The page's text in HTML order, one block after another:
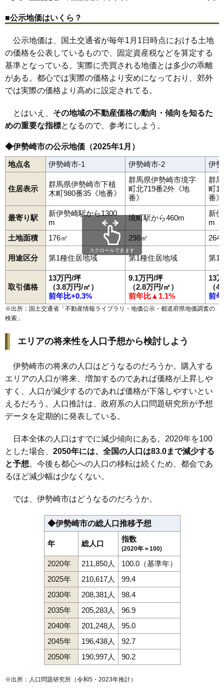
80 戸谷塚町 6.6万円 704万円 1.7%
81 国定町 6.6万円 752万円 -0.3%
82 西久保町 6.4万円 821万円 4.8%
83 市場町 6.3万円 797万円 0.8%
84 日乃出町 6.2万円 896万円 10.4%
85 国領町 6.2万円 334万円
86 稲荷町 6.2万円 800万円 1.9%
87 境伊与久 6.0万円 760万円
89 境上武士 5.5万円
90 柴町 607万円 0.7%
堀口町 5.1万円 734万円 -1.1%
西上之宮町 4.6万円 -8.9%
粕川町 4.6万円 1.3%
境中島 4.5万円 0.4%
95 野町 4.5万円 -1.8%
96 香林町 4.3万円 796万円 1.5%
97 上蓮町 4.2万円 610万円 -2.7%
98 馬見塚町 577万円 -0.0%
小泉町 638万円 -2.0%
100 境下渕名 4.0万円 629万円 -3.8%
102 曲沢町 3.6万円 1,428万円
104 境上渕名 3.6万円 409万円 -3.8%
宮古町 3.5万円 322万円
106 下蓮町 3.2万円 532万円 -4.8%
107 五目牛町 3.1万円
109 西野町 2.7万円 268万円 -10.0%
110 386万円 -5.6%
111 三和町
113 境平塚 2.3万円 52万円
境小此木 2.2万円 113万円
東上之宮町 2.2万円 520万円
境島村 1.3万円 209万円
■公示地価はいくら？
公示地価は、国土交通省が毎年1月1日時点における土地
の価格を公表しているもので、固定資産税などを算定する
基準となっている。実際に売買される地価とは多少の乖離
がある。都心では実際の価格より安めになっており、郊外
では実際の価格より高めに設定されてる。
とはいえ、 その地域の不動産価格の動向・傾向を知るた
めの重要な指標となるので、参考にしよう。
◆伊勢崎市の公示地価（2025年1月）
地点名 伊勢崎市-1 伊勢崎市-2 伊
住居表示
群馬県伊勢崎市下植
木町980番35《地番》
群馬県伊勢崎市境字
町北719番2外《地
番》
群
町1
番》
最寄り駅
新伊勢崎駅から1300
m
境町駅から460m
新
m
土地面積
176㎡ 298㎡ 264
用途区分 第1種住居地域 第1種住居地域 第1
取引価格
13万円/坪
（3.8万円/㎡）
前年比+0.3%
9.1万円/坪
（2.8万円/㎡）
前年比▲1.1%
13
（
前
スクロールできます
※出所：国土交通省「不動産情報ライブラリ・地価公示・都道府県地価調査の
検索 」
エリアの将来性を人口予想から検討しよう
伊勢崎市の将来の人口はどうなるのだろうか。購入する
エリアの人口が将来、増加するのであれば価格が上昇しや
すく、人口が減少するのであれば価格が下落しやすいとい
えるだろう。人口推計は、政府系の人口問題研究所が予想
データを定期的に発表している。
日本全体の人口はすでに減少傾向にある。2020年を100
とした場合、 2050年には、全国の人口は83.0まで減少する
と予想。今後も都心への人口の移転は続くため、都会であ
るほど減少幅は少なくない。
では、伊勢崎市はどうなるのだろうか。
◆伊勢崎市の総人口推移予想
年 総人口
指数
(2020年＝100)
2020年 211,850人
100.0（基準年）
2025年
210,617人
99.4
2030年
208,381人
98.4
2035年
205,283人
96.9
2040年
201,248人
95.0
2045年
196,438人
92.7
2050年
190,997人 90.2
※出所：人口問題研究所（令和5・2023年推計）
末広町大正寺町田中島町
連取本町連取町連取元町富塚町戸谷塚町豊城町長沼町中町
羽黒町波志江町 八寸町東小保方町東上之宮町東本町
日乃出町平井町ひろせ町 福島町 平和町堀口町 堀下町 本関町
本町曲沢町 馬見塚町緑町南千木町三室町美茂呂町 宮子町
宮古町宮前町宗高町茂呂町茂呂南町八斗島町柳原町八幡町
除ケ町若葉町
伊勢崎駅 国定駅 境町駅